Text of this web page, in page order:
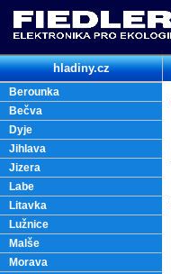
hladiny.cz
Berounka
Bečva
Dyje
Jihlava
Jizera
Labe
Litavka
Lužnice
Malše
Morava